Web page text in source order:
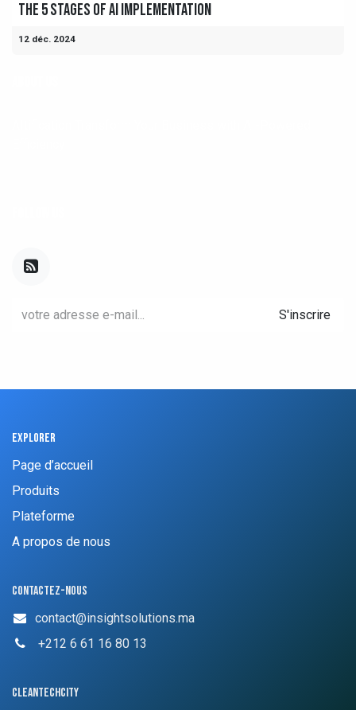
The 5 Stages of AI Implementation
12 déc. 2024
S'inscrire
Explorer
Page d’accueil
Produits
Plateforme
A propos de nous
Contactez-nous
contact@insightsolutions.ma
​ +212 6 61 16 80 13
cleantechcity